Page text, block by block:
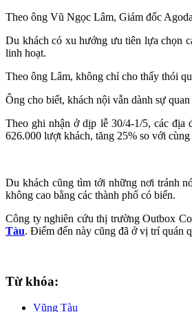
Theo ông Vũ Ngọc Lâm, Giám đốc
Du khách có xu hướng ưu tiên lựa chọn
linh hoạt.
Theo ông Lâm, không chỉ cho thấy thói
Ông cho biết, khách nội vẫn dành sự
Theo ghi nhận ở dịp lễ 30/4-1/5, các
626.000 lượt khách, tăng 25% so với
Du khách cũng tìm tới những nơi tránh
không cao bằng các thành phố có biển.
Công ty nghiên cứu thị trường Outbox
Tàu. Điểm đến này cũng đã ở vị trí quán
Từ khóa:
Vũng Tàu